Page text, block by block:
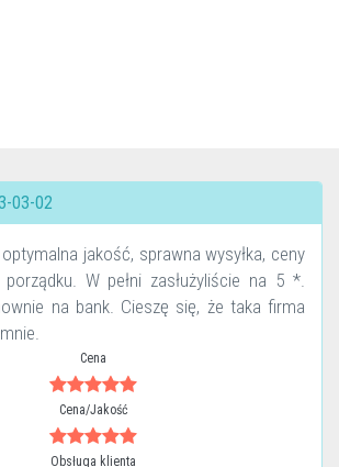
03-02
jakość, sprawna wysyłka, ceny
W pełni zasłużyliście na 5 *.
na bank. Cieszę się, że taka firma
Cena
Cena/Jakość
Obsługa klienta